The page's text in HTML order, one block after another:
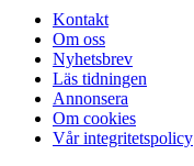
Kontakt
Om oss
Nyhetsbrev
Läs tidningen
Annonsera
Om cookies
Vår integritetspolicy